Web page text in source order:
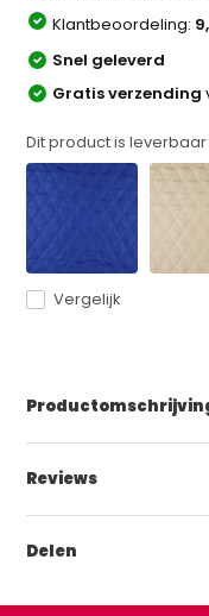
Klantbeoordeling:
Snel geleverd
Gratis verzending
Dit product is
Vergelijk
Reviews
Delen